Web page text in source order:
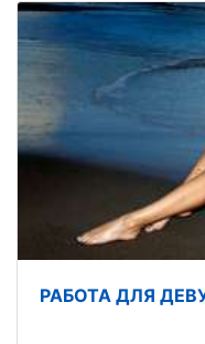
РАБОТА ДЛЯ